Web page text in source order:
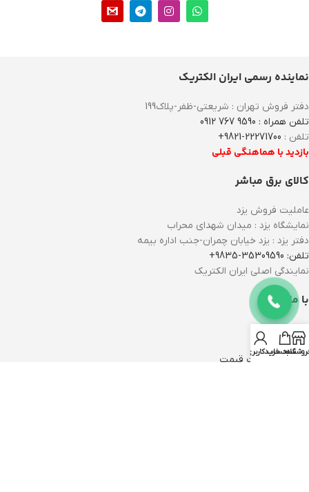
نماینده رسمی ایران الکتریک
دفتر فروش تهران : شریعتی-ظفر-پلاک199
تلفن همراه : 9590 767 0912
تلفن : 22271700-9821+
بازدید با هماهنگی قبلی
کالای برق مباشر
عاملیت فروش یزد
نمایشگاه یزد : میدان شهدای محراب
دفتر یزد : یزد خیابان چمران-جنب اداره بیمه
تلفن: 35309590-9835+
نمایندگی اصلی ایران الکتریک
با ما باشید
درباره ما
تماس با ما
کاتالوگ و لیست قیمت
سبد خرید
حساب کاربری من